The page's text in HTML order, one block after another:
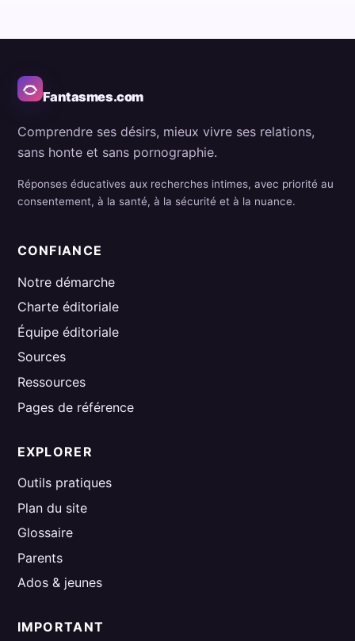
Fantasmes.com
Comprendre ses désirs, mieux vivre ses relations,
sans honte et sans pornographie.
Réponses éducatives aux recherches intimes, avec priorité au
consentement, à la santé, à la sécurité et à la nuance.
CONFIANCE
Notre démarche
Charte éditoriale
Équipe éditoriale
Sources
Ressources
Pages de référence
EXPLORER
Outils pratiques
Plan du site
Glossaire
Parents
Ados & jeunes
IMPORTANT